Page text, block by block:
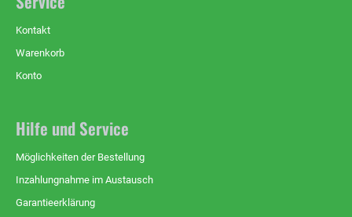
Kontakt
Warenkorb
Konto
Hilfe und Service
Möglichkeiten der Bestellung
Inzahlungnahme im Austausch
Garantieerklärung